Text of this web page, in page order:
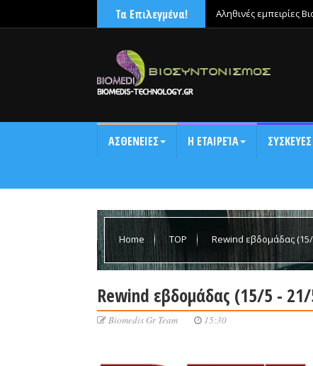
Τα Επιλεγμένα! Αληθινές εμπειρίες
ΑΣΘΕΝΕΙΕΣ Η ΕΤΑΙΡΕΊΑ
Home TOP Rewind εβδομάδας
Rewind εβδομάδας (15/5 -
Biomedis Gr Team 15:30